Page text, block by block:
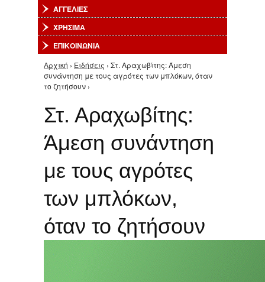
ΑΓΓΕΛΙΕΣ
ΧΡΗΣΙΜΑ
ΕΠΙΚΟΙΝΩΝΙΑ
Είστε εδώ
Αρχική › Ειδήσεις › Στ. Αραχωβίτης: Άμεση
συνάντηση με τους αγρότες των μπλόκων, όταν
το ζητήσουν ›
Στ. Αραχωβίτης:
Άμεση συνάντηση
με τους αγρότες
των μπλόκων,
όταν το ζητήσουν